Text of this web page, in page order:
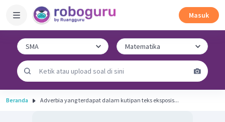
Masuk
Beranda Adverbia yang terdapat dalam kutipan teks eksposis...